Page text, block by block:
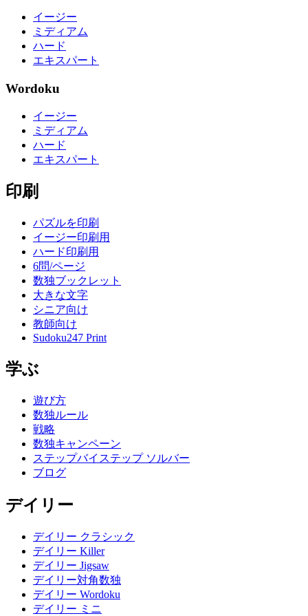
イージー
ミディアム
ハード
エキスパート
Wordoku
イージー
ミディアム
ハード
エキスパート
印刷
パズルを印刷
イージー印刷用
ハード印刷用
6問/ページ
数独ブックレット
大きな文字
シニア向け
教師向け
Sudoku247 Print
学ぶ
遊び方
数独ルール
戦略
数独キャンペーン
ステップバイステップ ソルバー
ブログ
デイリー
デイリー クラシック
デイリー Killer
デイリー Jigsaw
デイリー対角数独
デイリー Wordoku
デイリー ミニ